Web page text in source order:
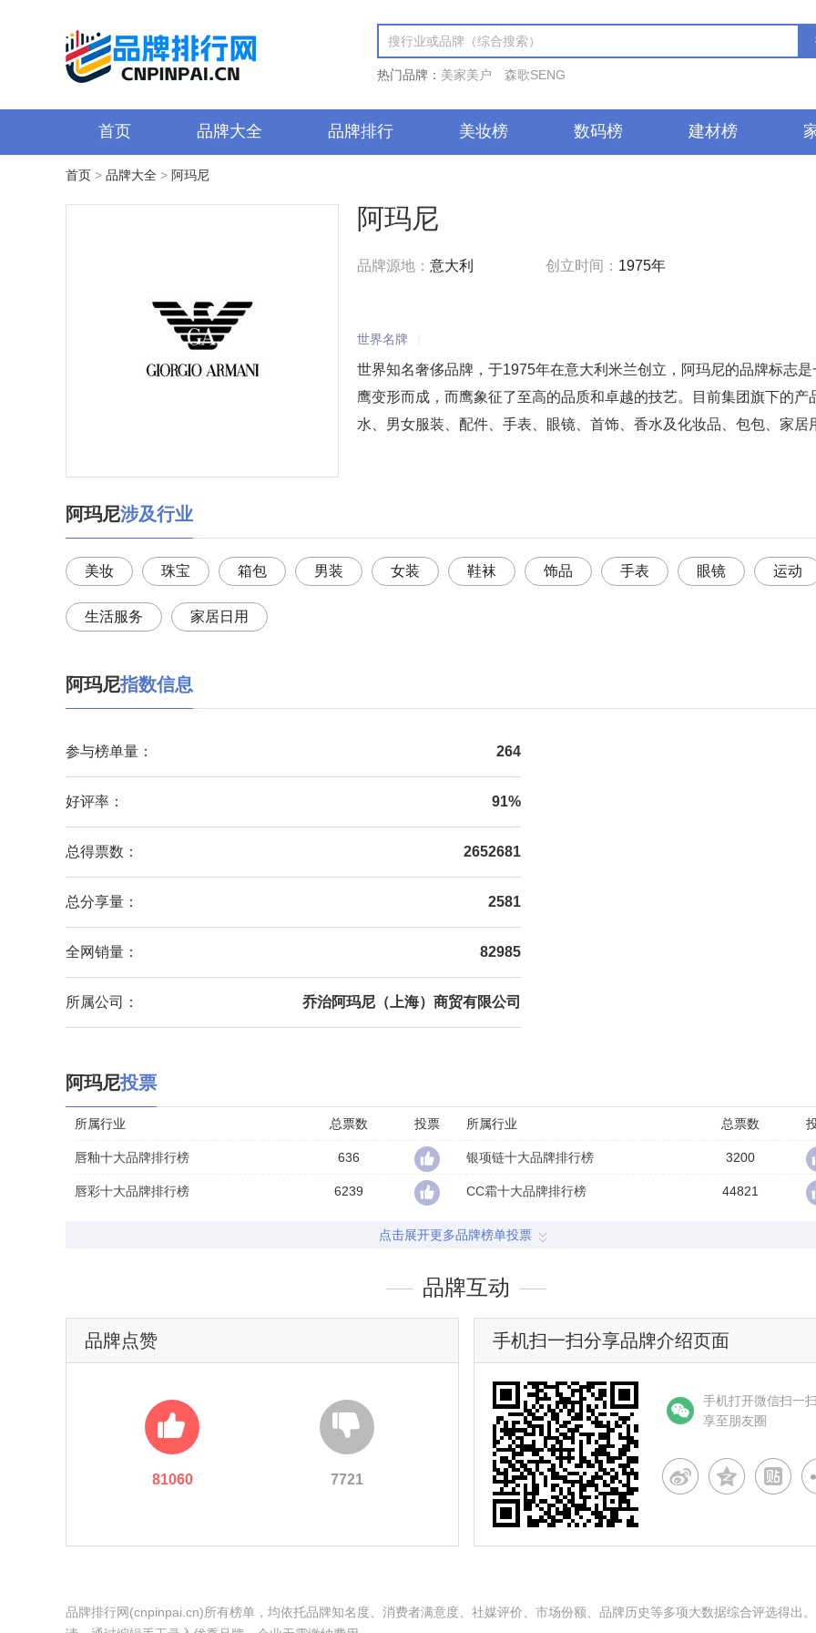
热门品牌： 美家美户 森歌SENG
首页 品牌大全 品牌排行 美妆榜 数码榜 建材榜
首页 > 品牌大全 > 阿玛尼
阿玛尼
品牌源地： 意大利 创立时间： 1975年
世界名牌
世界知名奢侈品牌，于1975年在意大利米兰创立，阿玛尼的品牌标志
鹰变形而成，而鹰象征了至高的品质和卓越的技艺。目前集团旗下的产
水、男女服装、配件、手表、眼镜、首饰、香水及化妆品、包包、家居
阿玛尼涉及行业
美妆 珠宝 箱包 男装 女装 鞋袜 饰品 手表 眼镜 运动
生活服务 家居日用
阿玛尼指数信息
参与榜单量： 264
好评率： 91%
总得票数： 2652681
总分享量： 2581
全网销量： 82985
所属公司： 乔治阿玛尼（上海）商贸有限公司
阿玛尼投票
所属行业 总票数 投票 所属行业 总票数
唇釉十大品牌排行榜 636 银项链十大品牌排行榜 3200
唇彩十大品牌排行榜 6239 CC霜十大品牌排行榜 44821
点击展开更多品牌榜单投票
品牌互动
品牌点赞
81060 7721
手机扫一扫分享品牌介绍页面
手机打开微信扫一
享至朋友圈
品牌排行网(cnpinpai.cn)所有榜单，均依托品牌知名度、消费者满意度、社媒评价、市场份额、品牌历史等多项大数据综合评选得出